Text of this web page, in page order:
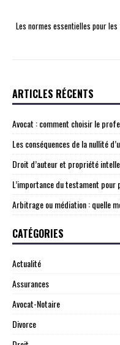
Les normes essentielles pour
ARTICLES RÉCENTS
Avocat : comment choisir le
Les conséquences de la nullité
Droit d’auteur et propriété
L’importance du testament
Arbitrage ou médiation : quelle
CATÉGORIES
Actualité
Assurances
Avocat-Notaire
Divorce